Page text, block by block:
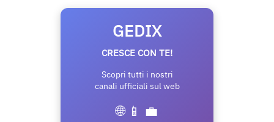
GEDIX
CRESCE CON TE!
Scopri tutti i nostri
canali ufficiali sul web
🌐 📱 💼